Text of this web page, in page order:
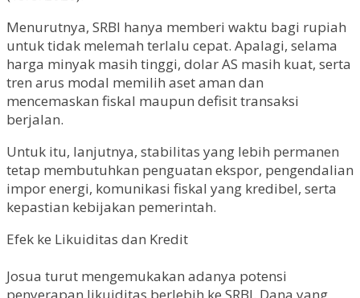
Menurutnya, SRBI hanya memberi waktu bagi rupiah
untuk tidak melemah terlalu cepat. Apalagi, selama
harga minyak masih tinggi, dolar AS masih kuat, serta
tren arus modal memilih aset aman dan
mencemaskan fiskal maupun defisit transaksi
berjalan.
Untuk itu, lanjutnya, stabilitas yang lebih permanen
tetap membutuhkan penguatan ekspor, pengendalian
impor energi, komunikasi fiskal yang kredibel, serta
kepastian kebijakan pemerintah.
Efek ke Likuiditas dan Kredit
Josua turut mengemukakan adanya potensi
penyerapan likuiditas berlebih ke SRBI. Dana yang